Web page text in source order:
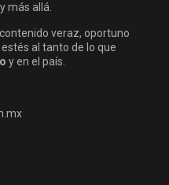
más allá.
veraz, oportuno
al tanto de lo que
y en el país.